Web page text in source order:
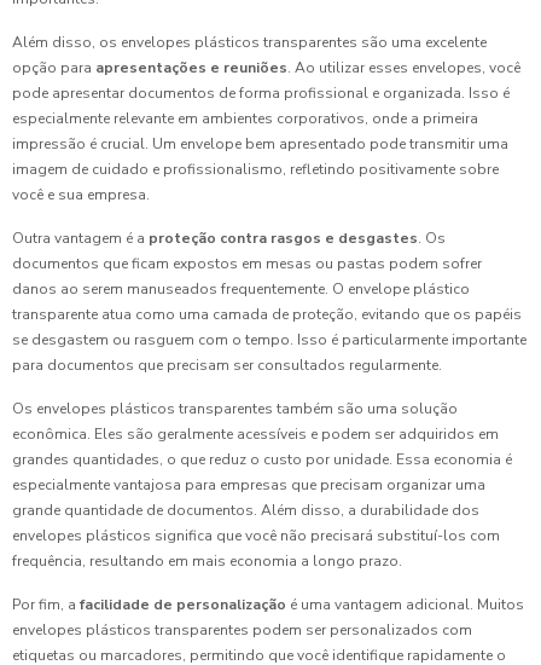
Além disso, os envelopes plásticos transparentes são uma excelente
opção para apresentações e reuniões. Ao utilizar esses envelopes, você
pode apresentar documentos de forma profissional e organizada. Isso é
especialmente relevante em ambientes corporativos, onde a primeira
impressão é crucial. Um envelope bem apresentado pode transmitir uma
imagem de cuidado e profissionalismo, refletindo positivamente sobre
você e sua empresa.
Outra vantagem é a proteção contra rasgos e desgastes. Os
documentos que ficam expostos em mesas ou pastas podem sofrer
danos ao serem manuseados frequentemente. O envelope plástico
transparente atua como uma camada de proteção, evitando que os papéis
se desgastem ou rasguem com o tempo. Isso é particularmente importante
para documentos que precisam ser consultados regularmente.
Os envelopes plásticos transparentes também são uma solução
econômica. Eles são geralmente acessíveis e podem ser adquiridos em
grandes quantidades, o que reduz o custo por unidade. Essa economia é
especialmente vantajosa para empresas que precisam organizar uma
grande quantidade de documentos. Além disso, a durabilidade dos
envelopes plásticos significa que você não precisará substituí-los com
frequência, resultando em mais economia a longo prazo.
Por fim, a facilidade de personalização é uma vantagem adicional. Muitos
envelopes plásticos transparentes podem ser personalizados com
etiquetas ou marcadores, permitindo que você identifique rapidamente o